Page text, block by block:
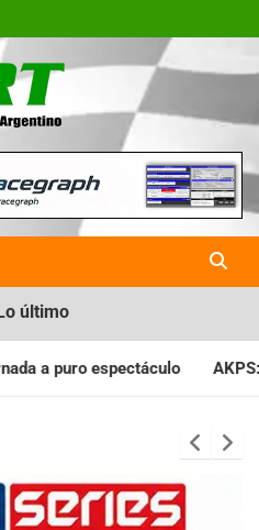
La Revista
Karting en
Lo último
Intervino la IGJ y oficializó el